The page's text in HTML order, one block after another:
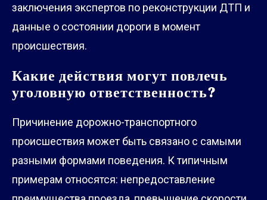
заключения экспертов по реконструкции ДТП и
данные о состоянии дороги в момент
происшествия.
Какие действия могут повлечь
уголовную ответственность?
Причинение дорожно-транспортного
происшествия может быть связано с самыми
разными формами поведения. К типичным
примерам относятся: непредоставление